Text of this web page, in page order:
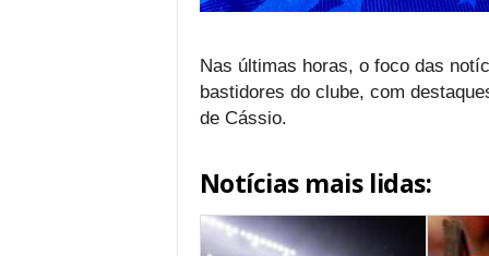
Nas últimas horas, o foco das
bastidores do clube, com
de Cássio.
Notícias mais lidas: